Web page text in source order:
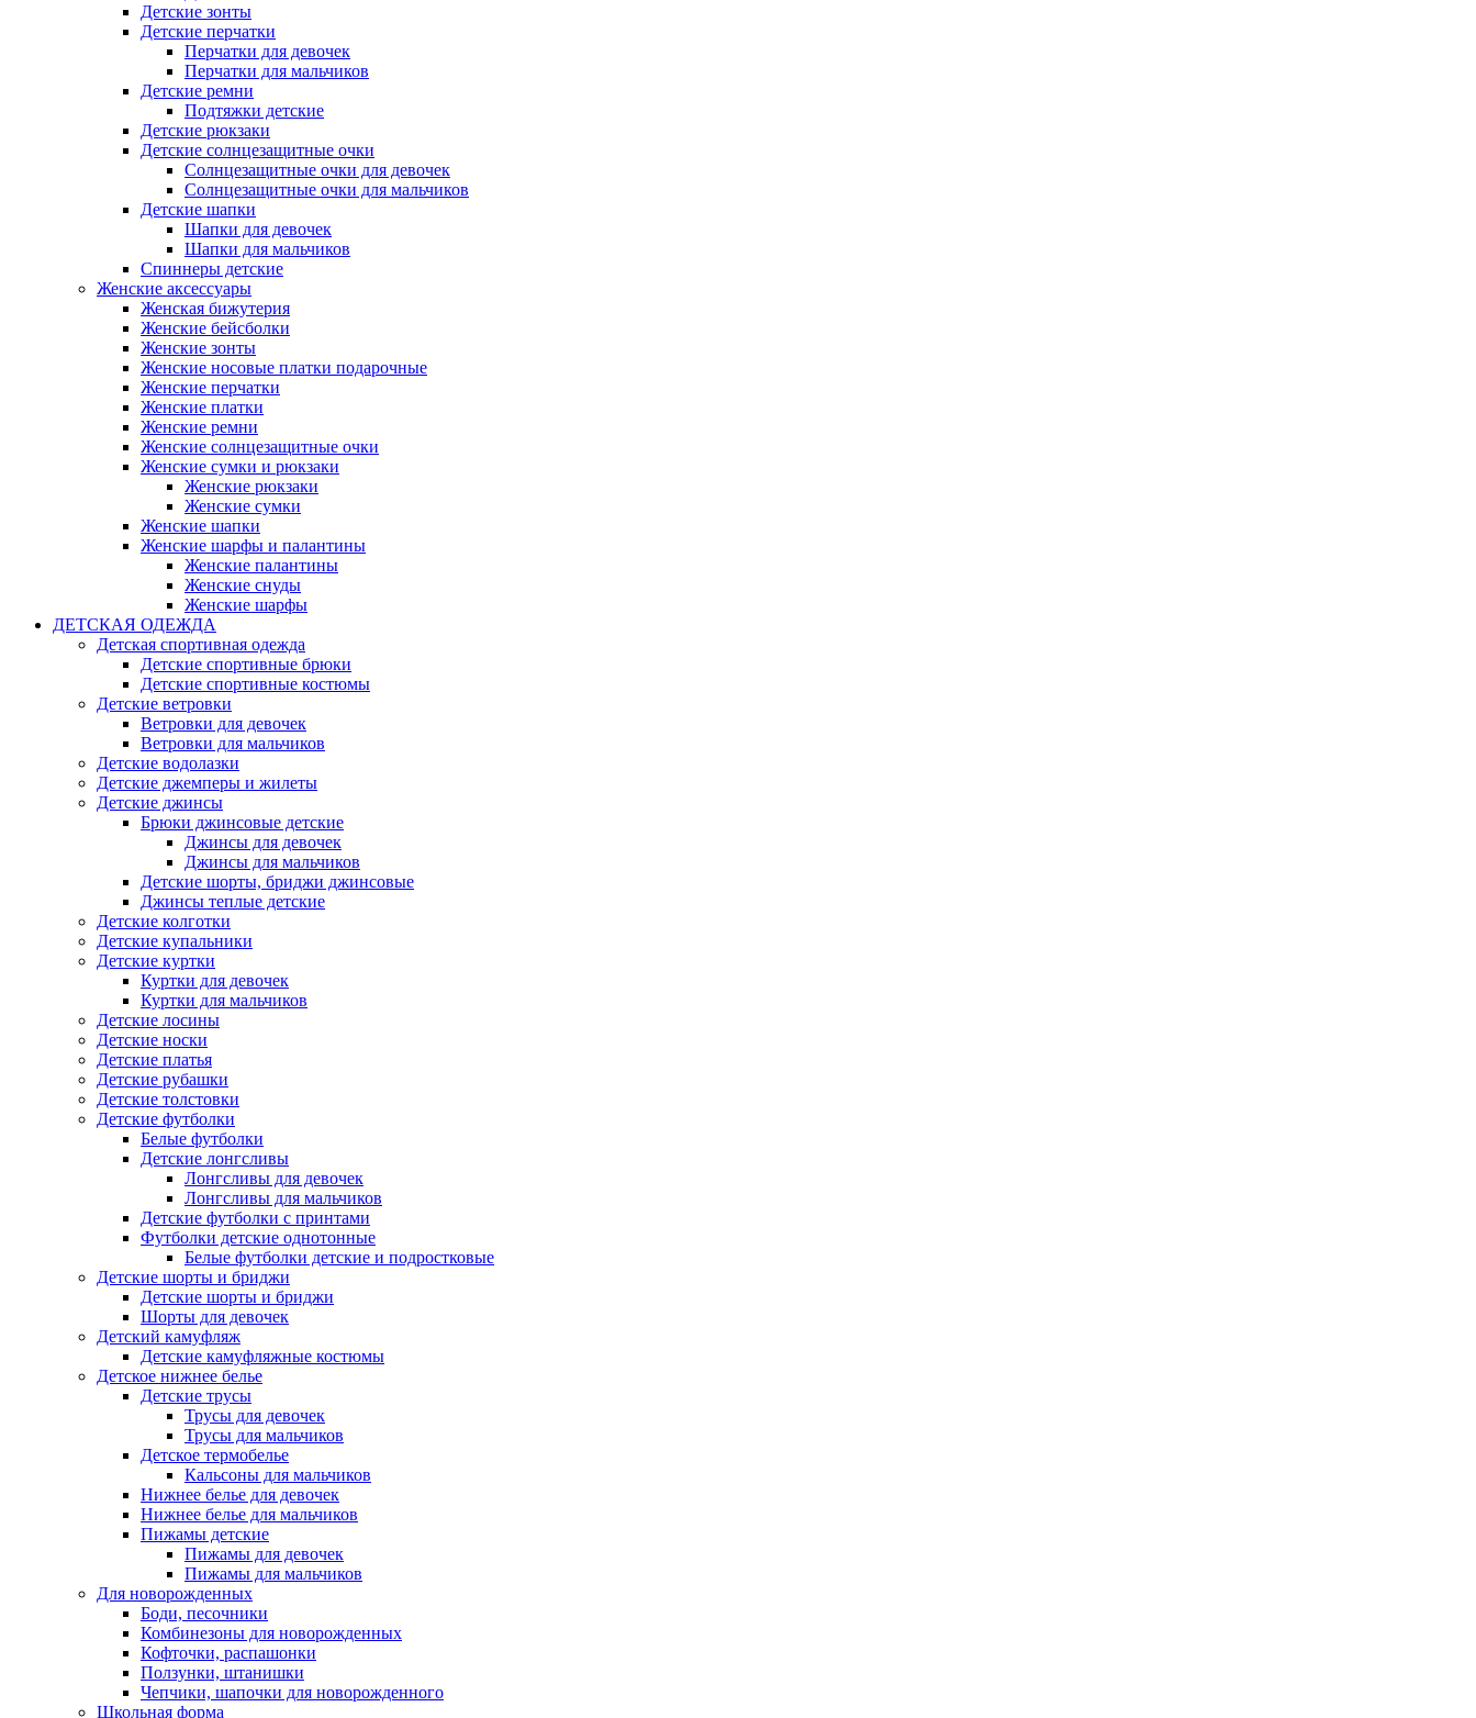
Детские зонты
Детские перчатки
Перчатки для девочек
Перчатки для мальчиков
Детские ремни
Подтяжки детские
Детские рюкзаки
Детские солнцезащитные очки
Солнцезащитные очки для девочек
Солнцезащитные очки для мальчиков
Детские шапки
Шапки для девочек
Шапки для мальчиков
Спиннеры детские
Женские аксессуары
Женская бижутерия
Женские бейсболки
Женские зонты
Женские носовые платки подарочные
Женские перчатки
Женские платки
Женские ремни
Женские солнцезащитные очки
Женские сумки и рюкзаки
Женские рюкзаки
Женские сумки
Женские шапки
Женские шарфы и палантины
Женские палантины
Женские снуды
Женские шарфы
ДЕТСКАЯ ОДЕЖДА
Детская спортивная одежда
Детские спортивные брюки
Детские спортивные костюмы
Детские ветровки
Ветровки для девочек
Ветровки для мальчиков
Детские водолазки
Детские джемперы и жилеты
Детские джинсы
Брюки джинсовые детские
Джинсы для девочек
Джинсы для мальчиков
Детские шорты, бриджи джинсовые
Джинсы теплые детские
Детские колготки
Детские купальники
Детские куртки
Куртки для девочек
Куртки для мальчиков
Детские лосины
Детские носки
Детские платья
Детские рубашки
Детские толстовки
Детские футболки
Белые футболки
Детские лонгсливы
Лонгсливы для девочек
Лонгсливы для мальчиков
Детские футболки с принтами
Футболки детские однотонные
Белые футболки детские и подростковые
Детские шорты и бриджи
Детские шорты и бриджи
Шорты для девочек
Детский камуфляж
Детские камуфляжные костюмы
Детское нижнее белье
Детские трусы
Трусы для девочек
Трусы для мальчиков
Детское термобелье
Кальсоны для мальчиков
Нижнее белье для девочек
Нижнее белье для мальчиков
Пижамы детские
Пижамы для девочек
Пижамы для мальчиков
Для новорожденных
Боди, песочники
Комбинезоны для новорожденных
Кофточки, распашонки
Ползунки, штанишки
Чепчики, шапочки для новорожденного
Школьная форма